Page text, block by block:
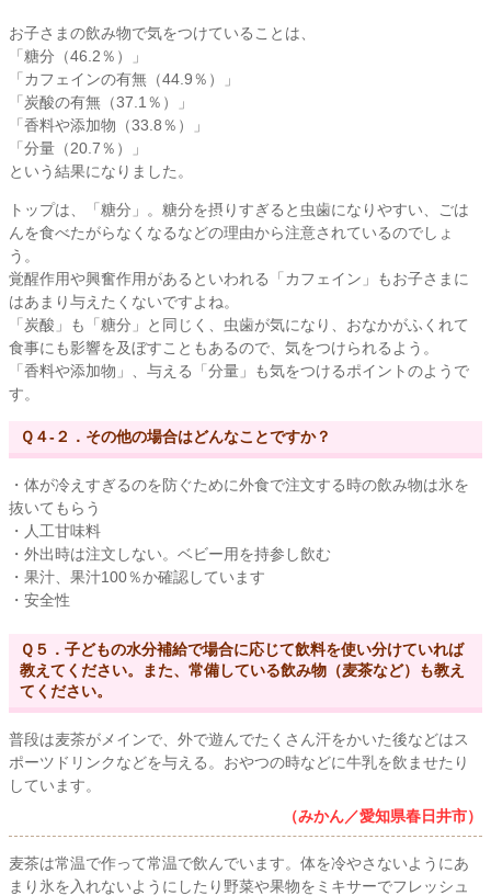
お子さまの飲み物で気をつけていることは、
「糖分（46.2％）」
「カフェインの有無（44.9％）」
「炭酸の有無（37.1％）」
「香料や添加物（33.8％）」
「分量（20.7％）」
という結果になりました。
トップは、「糖分」。糖分を摂りすぎると虫歯になりやすい、ごは
んを食べたがらなくなるなどの理由から注意されているのでしょ
う。
覚醒作用や興奮作用があるといわれる「カフェイン」もお子さまに
はあまり与えたくないですよね。
「炭酸」も「糖分」と同じく、虫歯が気になり、おなかがふくれて
食事にも影響を及ぼすこともあるので、気をつけられるよう。
「香料や添加物」、与える「分量」も気をつけるポイントのようで
す。
Ｑ４-２．その他の場合はどんなことですか？
・体が冷えすぎるのを防ぐために外食で注文する時の飲み物は氷を
抜いてもらう
・人工甘味料
・外出時は注文しない。ベビー用を持参し飲む
・果汁、果汁100％か確認しています
・安全性
Ｑ５．子どもの水分補給で場合に応じて飲料を使い分けていれば
教えてください。また、常備している飲み物（麦茶など）も教え
てください。
普段は麦茶がメインで、外で遊んでたくさん汗をかいた後などはス
ポーツドリンクなどを与える。おやつの時などに牛乳を飲ませたり
しています。
（みかん／愛知県春日井市）
麦茶は常温で作って常温で飲んでいます。体を冷やさないようにあ
まり氷を入れないようにしたり野菜や果物をミキサーでフレッシュ